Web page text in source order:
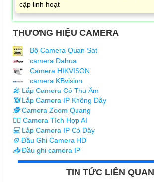
cập linh hoạt
THƯƠNG HIỆU CAMERA
Bộ Camera Quan Sát
camera Dahua
Camera HIKVISON
camera KBvision
️🎤️ Lắp Camera Có Thu Âm
📶Lắp Camera IP Không Dây
🕵️Camera Zoom Quang
🧛‍♀️ Camera Tích Hợp AI
💻 Lắp Camera IP Có Dây
⚙️ Đầu Ghi Camera HD
📥Đầu ghi camera IP
TIN TỨC LIÊN QUAN